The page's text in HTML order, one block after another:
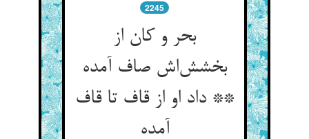
2245
بحر و کان از
بخشش‌‌اش صاف آمده
** داد او از قاف تا قاف